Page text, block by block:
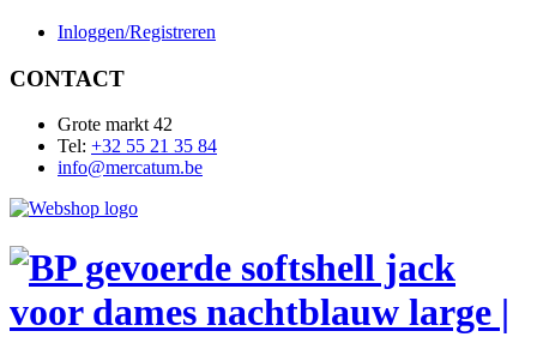
Inloggen/Registreren
CONTACT
Grote markt 42
Tel: +32 55 21 35 84
info@mercatum.be